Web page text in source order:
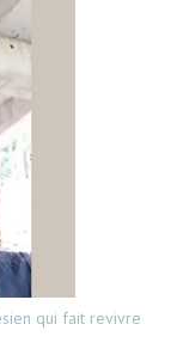
qui fait revivre